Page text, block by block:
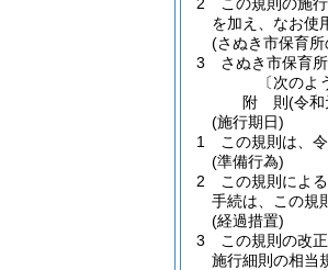
を加え、なお使
(さぬき市保育
3
さぬき市保育
〔次のよ
附 則(令和
(施行期日)
1
この規則は、
(準備行為)
2
この規則によ
手続は、この規
(経過措置)
3
この規則の改
施行細則の相当